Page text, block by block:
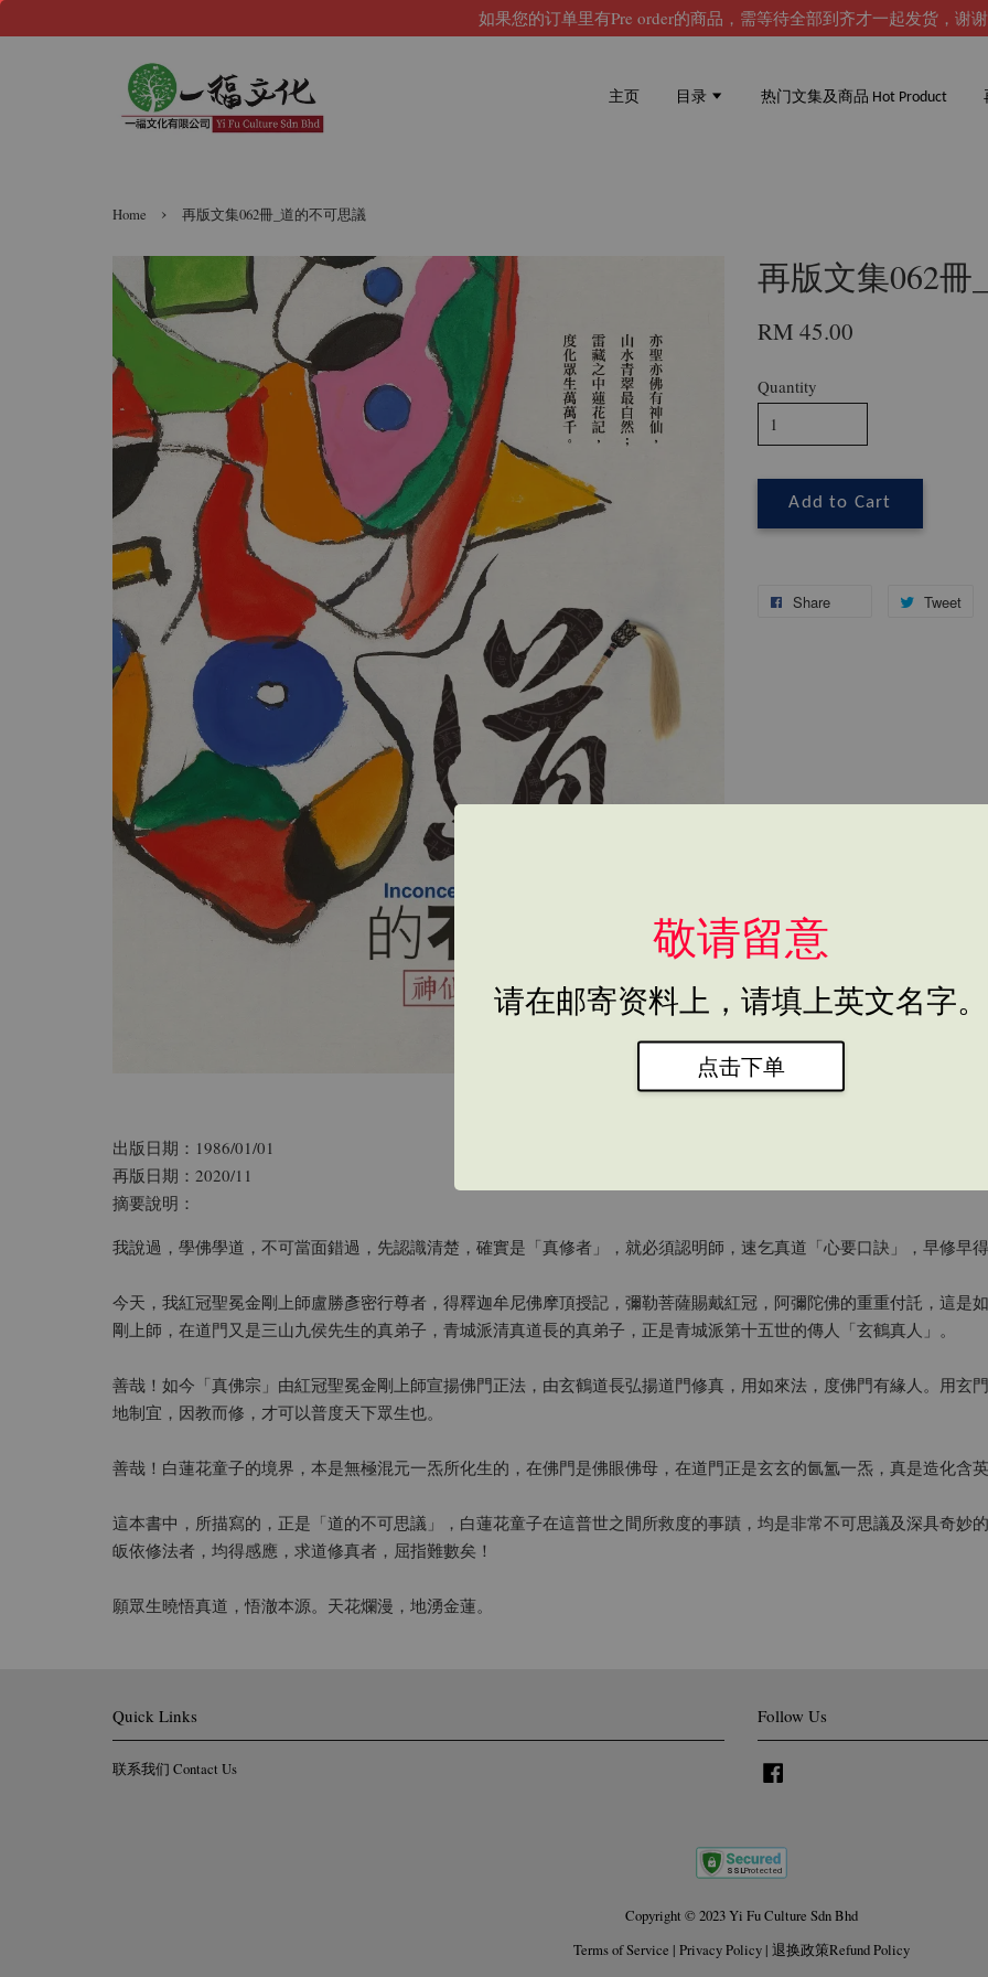
如果您的订单里有Pre order的商品，需等待全部到齐才一起发货，谢谢
敬请留意
请在邮寄资料上，请填上英文名字。
点击下单
主页 目录 热门文集及商品 Hot Product
Home › 再版文集062冊_道的不可思議
再版文集062冊
RM 45.00
Quantity
Add to Cart
Share Tweet
出版日期：1986/01/01
再版日期：2020/11
摘要說明：
我說過，學佛學道，不可當面錯過，先認識清楚，確實是「真修者」，就必須認明師，速乞真道「心要口訣」，早修早
今天，我紅冠聖冕金剛上師盧勝彥密行尊者，得釋迦牟尼佛摩頂授記，彌勒菩薩賜戴紅冠，阿彌陀佛的重重付託，這是
剛上師，在道門又是三山九侯先生的真弟子，青城派清真道長的真弟子，正是青城派第十五世的傳人「玄鶴真人」。
善哉！如今「真佛宗」由紅冠聖冕金剛上師宣揚佛門正法，由玄鶴道長弘揚道門修真，用如來法，度佛門有緣人。用玄
地制宜，因教而修，才可以普度天下眾生也。
善哉！白蓮花童子的境界，本是無極混元一炁所化生的，在佛門是佛眼佛母，在道門正是玄玄的氤氳一炁，真是造化含
這本書中，所描寫的，正是「道的不可思議」，白蓮花童子在這普世之間所救度的事蹟，均是非常不可思議及深具奇妙
皈依修法者，均得感應，求道修真者，屈指難數矣！
願眾生曉悟真道，悟澈本源。天花爛漫，地湧金蓮。
Quick Links
联系我们 Contact Us
Follow Us
Copyright © 2023 Yi Fu Culture Sdn Bhd
Terms of Service | Privacy Policy| 退换政策Refund Policy